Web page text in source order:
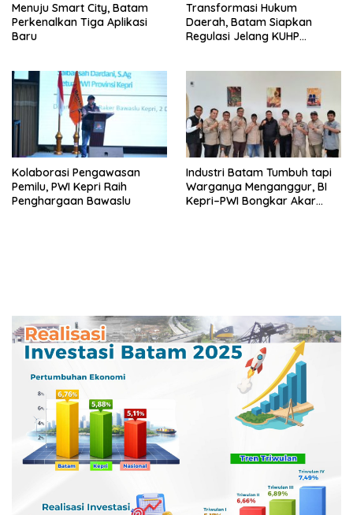
Menuju Smart City, Batam
Perkenalkan Tiga Aplikasi
Baru
Transformasi Hukum
Daerah, Batam Siapkan
Regulasi Jelang KUHP
Kolaborasi Pengawasan
Pemilu, PWI Kepri Raih
Penghargaan Bawaslu
Industri Batam Tumbuh tapi
Warganya Menganggur, BI
Kepri–PWI Bongkar Akar